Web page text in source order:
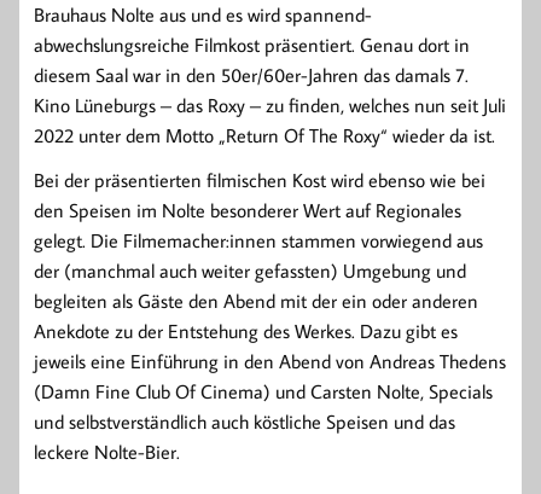
Brauhaus Nolte aus und es wird spannend-
abwechslungsreiche Filmkost präsentiert. Genau dort in
diesem Saal war in den 50er/60er-Jahren das damals 7.
Kino Lüneburgs – das Roxy – zu finden, welches nun seit Juli
2022 unter dem Motto „Return Of The Roxy“ wieder da ist.
Bei der präsentierten filmischen Kost wird ebenso wie bei
den Speisen im Nolte besonderer Wert auf Regionales
gelegt. Die Filmemacher:innen stammen vorwiegend aus
der (manchmal auch weiter gefassten) Umgebung und
begleiten als Gäste den Abend mit der ein oder anderen
Anekdote zu der Entstehung des Werkes. Dazu gibt es
jeweils eine Einführung in den Abend von Andreas Thedens
(Damn Fine Club Of Cinema) und Carsten Nolte, Specials
und selbstverständlich auch köstliche Speisen und das
leckere Nolte-Bier.